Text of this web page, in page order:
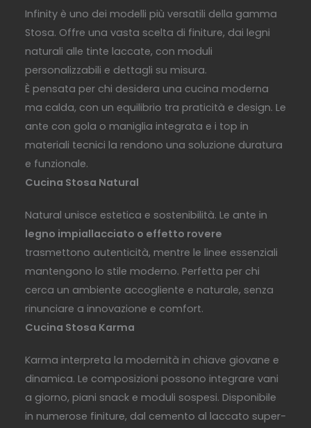
Infinity è uno dei modelli più versatili della gamma
Stosa. Offre una vasta scelta di finiture, dai legni
naturali alle tinte laccate, con moduli
personalizzabili e dettagli su misura.
È pensata per chi desidera una cucina moderna
ma calda, con un equilibrio tra praticità e design. Le
ante con gola o maniglia integrata e i top in
materiali tecnici la rendono una soluzione duratura
e funzionale.
Cucina Stosa Natural
Natural unisce estetica e sostenibilità. Le ante in
legno impiallacciato o effetto rovere
trasmettono autenticità, mentre le linee essenziali
mantengono lo stile moderno. Perfetta per chi
cerca un ambiente accogliente e naturale, senza
rinunciare a innovazione e comfort.
Cucina Stosa Karma
Karma interpreta la modernità in chiave giovane e
dinamica. Le composizioni possono integrare vani
a giorno, piani snack e moduli sospesi. Disponibile
in numerose finiture, dal cemento al laccato super-